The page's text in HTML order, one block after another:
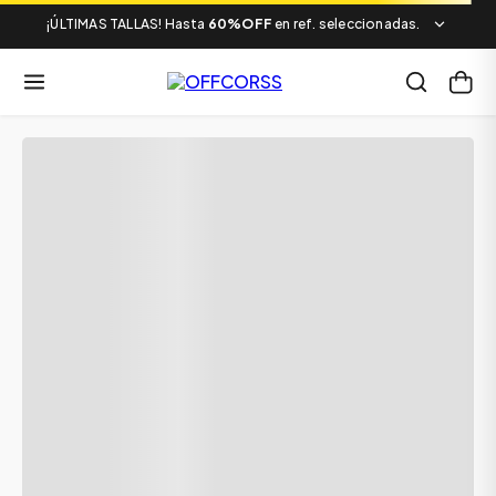
¡ÚLTIMAS TALLAS! Hasta 60%OFF en ref. seleccionadas.